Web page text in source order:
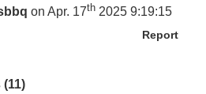
on Apr. 17th 2025 9:19:15
Report
(11)